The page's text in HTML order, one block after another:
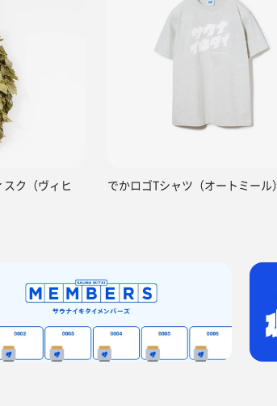
ク（ヴィヒ
でかロゴTシャツ（オートミール）